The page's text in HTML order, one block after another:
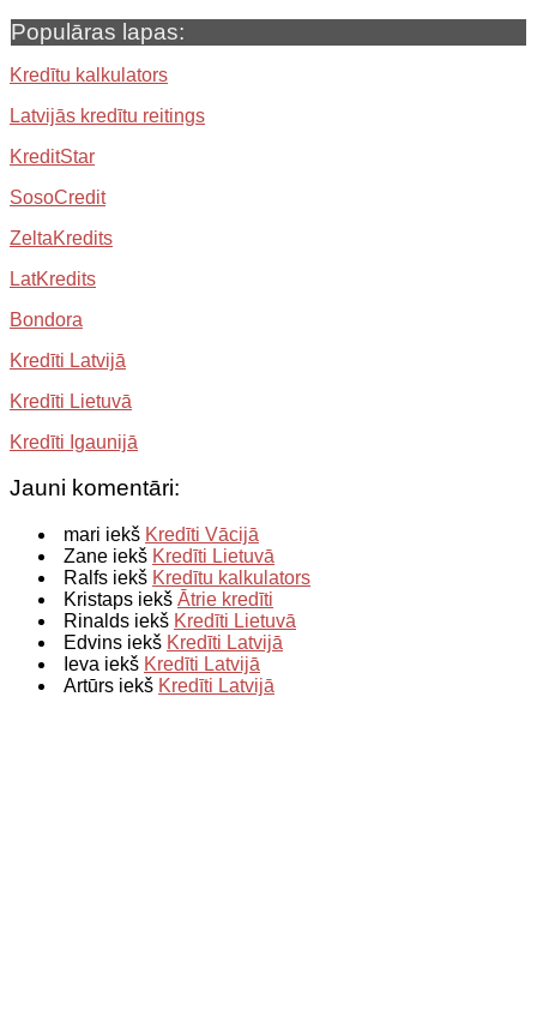
Populāras lapas:
Kredītu kalkulators
Latvijās kredītu reitings
KreditStar
SosoCredit
ZeltaKredits
LatKredits
Bondora
Kredīti Latvijā
Kredīti Lietuvā
Kredīti Igaunijā
Jauni komentāri:
mari iekš Kredīti Vācijā
Zane iekš Kredīti Lietuvā
Ralfs iekš Kredītu kalkulators
Kristaps iekš Ātrie kredīti
Rinalds iekš Kredīti Lietuvā
Edvins iekš Kredīti Latvijā
Ieva iekš Kredīti Latvijā
Artūrs iekš Kredīti Latvijā